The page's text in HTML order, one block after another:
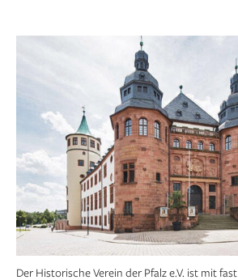
Der Historische Verein der Pfalz e.V. ist mit fast